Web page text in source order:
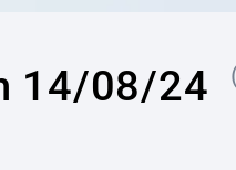
14/08/24